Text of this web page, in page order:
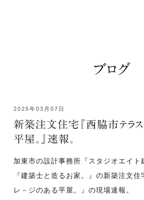
ブログ
2025年03月07日
新築注文住宅『西脇市テラス
平屋。』速報。
加東市の設計事務所『スタジオエイト
『建築士と造るお家。』の新築注文
レ－ジのある平屋。』の現場速報。